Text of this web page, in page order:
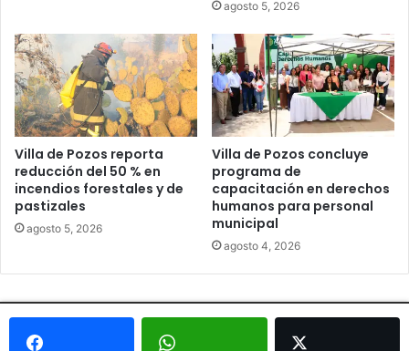
agosto 5, 2026
Villa de Pozos reporta
reducción del 50 % en
incendios forestales y de
pastizales
agosto 5, 2026
Villa de Pozos concluye
programa de
capacitación en derechos
humanos para personal
municipal
agosto 4, 2026
© Copyright 2026, Todos los derechos reservados - Metrópoli